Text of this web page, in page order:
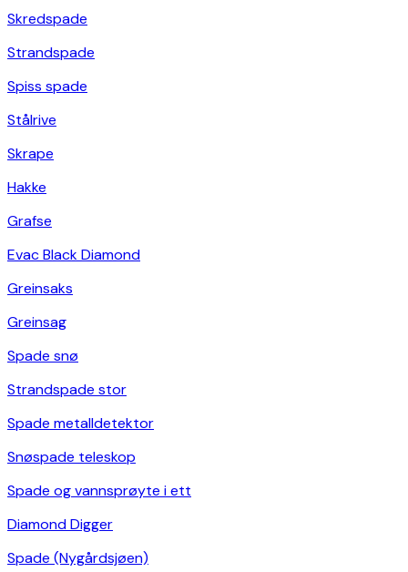
Skredspade
Strandspade
Spiss spade
Stålrive
Skrape
Hakke
Grafse
Evac Black Diamond
Greinsaks
Greinsag
Spade snø
Strandspade stor
Spade metalldetektor
Snøspade teleskop
Spade og vannsprøyte i ett
Diamond Digger
Spade (Nygårdsjøen)